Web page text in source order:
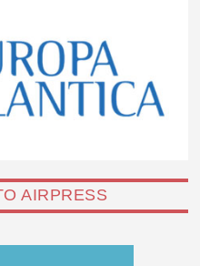
AIRPRESS